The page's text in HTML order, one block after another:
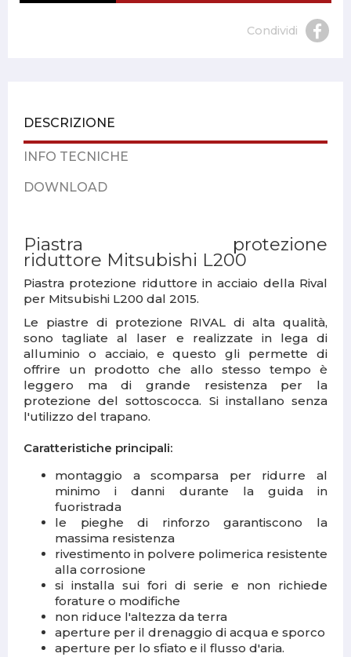
Condividi
DESCRIZIONE
INFO TECNICHE
DOWNLOAD
Piastra protezione
riduttore Mitsubishi L200
Piastra protezione riduttore in acciaio della Rival
per Mitsubishi L200 dal 2015.
Le piastre di protezione RIVAL di alta qualità,
sono tagliate al laser e realizzate in lega di
alluminio o acciaio, e questo gli permette di
offrire un prodotto che allo stesso tempo è
leggero ma di grande resistenza per la
protezione del sottoscocca. Si installano senza
l'utilizzo del trapano.
Caratteristiche principali:
montaggio a scomparsa per ridurre al
minimo i danni durante la guida in
fuoristrada
le pieghe di rinforzo garantiscono la
massima resistenza
rivestimento in polvere polimerica resistente
alla corrosione
si installa sui fori di serie e non richiede
forature o modifiche
non riduce l'altezza da terra
aperture per il drenaggio di acqua e sporco
aperture per lo sfiato e il flusso d'aria.